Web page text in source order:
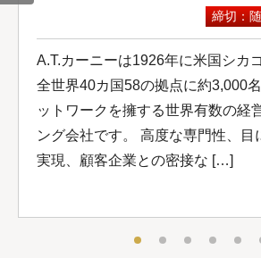
締切：
A.T.カーニーは1926年に米国シカ
全世界40カ国58の拠点に約3,000
ットワークを擁する世界有数の経
ング会社です。 高度な専門性、目
実現、顧客企業との密接な […]